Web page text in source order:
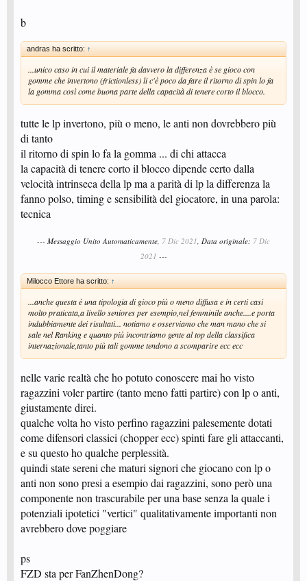
b
andras ha scritto: ↑
...unico caso in cui il materiale fa davvero la differenza è se gioco con
gomme che invertono (frictionless) li c'è poco da fare il ritorno di spin lo fa
la gomma così come buona parte della capacità di tenere corto il blocco.
tutte le lp invertono, più o meno, le anti non dovrebbero più
di tanto
il ritorno di spin lo fa la gomma ... di chi attacca
la capacità di tenere corto il blocco dipende certo dalla
velocità intrinseca della lp ma a parità di lp la differenza la
fanno polso, timing e sensibilità del giocatore, in una parola:
tecnica
--- Messaggio Unito Automaticamente, 7 Dic 2021, Data originale: 7 Dic
2021 ---
Milocco Ettore ha scritto: ↑
...anche questa è una tipologia di gioco più o meno diffusa e in certi casi
molto praticata,a livello seniores per esempio,nel femminile anche....e porta
indubbiamente dei risultati... notiamo e osserviamo che man mano che si
sale nel Ranking e quanto più incontriamo gente al top della classifica
internazionale,tanto più tali gomme tendono a scomparire ecc ecc
nelle varie realtà che ho potuto conoscere mai ho visto
ragazzini voler partire (tanto meno fatti partire) con lp o anti,
giustamente direi.
qualche volta ho visto perfino ragazzini palesemente dotati
come difensori classici (chopper ecc) spinti fare gli attaccanti,
e su questo ho qualche perplessità.
quindi state sereni che maturi signori che giocano con lp o
anti non sono presi a esempio dai ragazzini, sono però una
componente non trascurabile per una base senza la quale i
potenziali ipotetici "vertici" qualitativamente importanti non
avrebbero dove poggiare
ps
FZD sta per FanZhenDong?